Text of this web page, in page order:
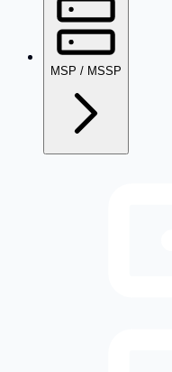
MSP / MSSP